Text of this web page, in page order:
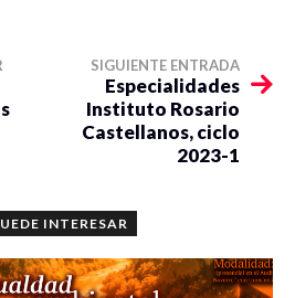
SIGUIENTE ENTRADA
Especialidades
Instituto Rosario
Castellanos, ciclo
2023-1
INTERESAR